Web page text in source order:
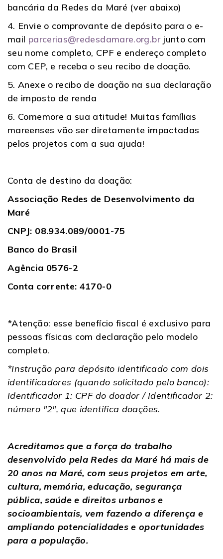
bancária da Redes da Maré (ver abaixo)
4. Envie o comprovante de depósito para o e-
mail parcerias@redesdamare.org.br junto com
seu nome completo, CPF e endereço completo
com CEP, e receba o seu recibo de doação.
5. Anexe o recibo de doação na sua declaração
de imposto de renda
6. Comemore a sua atitude! Muitas famílias
mareenses vão ser diretamente impactadas
pelos projetos com a sua ajuda!
Conta de destino da doação:
Associação Redes de Desenvolvimento da
Maré
CNPJ: 08.934.089/0001-75
Banco do Brasil
Agência 0576-2
Conta corrente: 4170-0
*Atenção: esse benefício fiscal é exclusivo para
pessoas físicas com declaração pelo modelo
completo.
*Instrução para depósito identificado com dois
identificadores (quando solicitado pelo banco):
Identificador 1: CPF do doador / Identificador 2:
número "2", que identifica doações.
Acreditamos que a força do trabalho
desenvolvido pela Redes da Maré há mais de
20 anos na Maré, com seus projetos em arte,
cultura, memória, educação, segurança
pública, saúde e direitos urbanos e
socioambientais, vem fazendo a diferença e
ampliando potencialidades e oportunidades
para a população.